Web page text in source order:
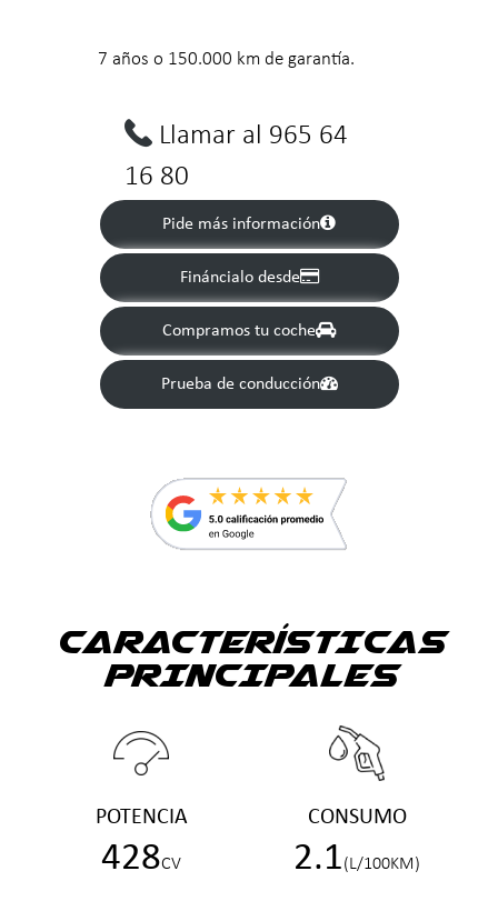
7 años o 150.000 km de garantía.
Llamar al 965 64
16 80
Pide más información
Fináncialo desde
Compramos tu coche
Prueba de conducción
CARACTERÍSTICAS
PRINCIPALES
POTENCIA
428CV
CONSUMO
2.1(L/100KM)